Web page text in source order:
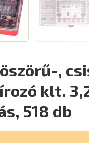
,
klt.
518 db